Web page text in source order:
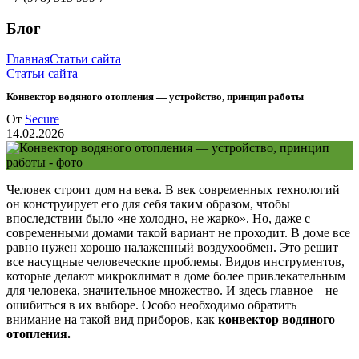
Блог
ГлавнаяСтатьи сайта
Статьи сайта
Конвектор водяного отопления — устройство, принцип работы
От Secure
14.02.2026
Человек строит дом на века. В век современных технологий
он конструирует его для себя таким образом, чтобы
впоследствии было «не холодно, не жарко». Но, даже с
современными домами такой вариант не проходит. В доме все
равно нужен хорошо налаженный воздухообмен. Это решит
все насущные человеческие проблемы. Видов инструментов,
которые делают микроклимат в доме более привлекательным
для человека, значительное множество. И здесь главное – не
ошибиться в их выборе. Особо необходимо обратить
внимание на такой вид приборов, как конвектор водяного
отопления.